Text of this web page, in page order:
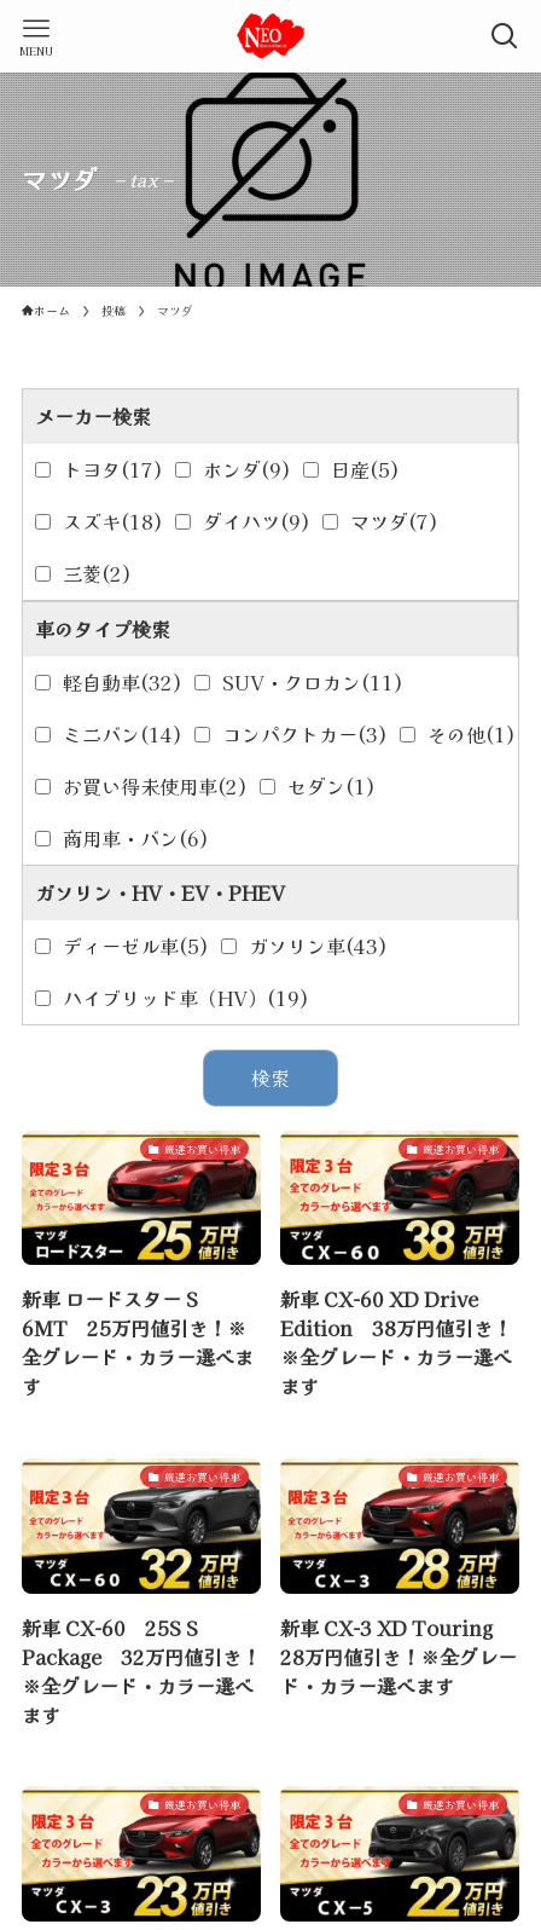
MENU
マツダ – tax –
ホーム 投稿 マツダ
メーカー検索
トヨタ (17) ホンダ(9) 日産(5)
スズキ(18) ダイハツ(9) マツダ(7)
三菱(2)
車のタイプ検索
軽自動車(32) SUV・クロカン(11)
ミニバン(14) コンパクトカー(3) その他(1)
お買い得未使用車(2) セダン(1)
商用車・バン(6)
ガソリン・HV・EV・PHEV
ディーゼル車(5) ガソリン車(43)
ハイブリッド車（HV） (19)
厳選お買い得車
新車 ロードスター S
6MT 25万円値引き！※
全グレード・カラー選べま
す
厳選お買い得車
新車 CX-60 XD Drive
Edition 38万円値引き！
※全グレード・カラー選べ
ます
厳選お買い得車
新車 CX-60 25S S
Package 32万円値引き！
※全グレード・カラー選べ
ます
厳選お買い得車
新車 CX-3 XD Touring
28万円値引き！※全グレー
ド・カラー選べます
厳選お買い得車 厳選お買い得車